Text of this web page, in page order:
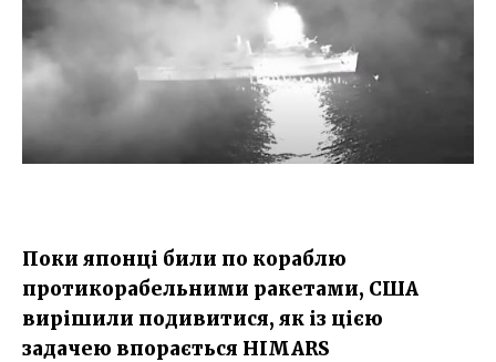
Поки японці били по кораблю
протикорабельними ракетами, США
вирішили подивитися, як із цією
задачею впорається HIMARS